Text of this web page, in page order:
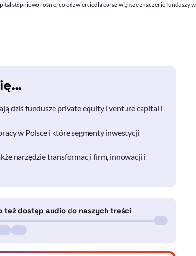
stopniowo rośnie, co odzwierciedla coraz większe znaczenie
dziś fundusze private equityi venture capital i
w Polsce i które segmenty inwestycji
narzędzie transformacji firm, innowacji i